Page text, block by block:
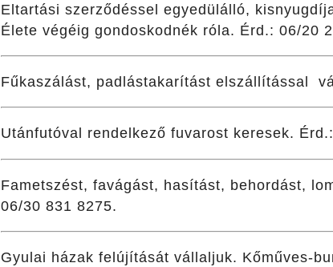
Eltartási szerződéssel egyedülálló,
Élete végéig gondoskodnék róla. Érd.: 06/20
Fűkaszálást, padlástakarítást elszállítással
Utánfutóval rendelkező fuvarost keresek.
Fametszést, favágást, hasítást, behordást,
06/30 831 8275.
Gyulai házak felújítását vállaljuk. Kőműves-